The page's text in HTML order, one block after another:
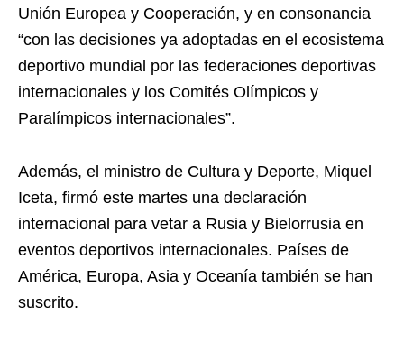
Unión Europea y Cooperación, y en consonancia
“con las decisiones ya adoptadas en el ecosistema
deportivo mundial por las federaciones deportivas
internacionales y los Comités Olímpicos y
Paralímpicos internacionales”.
Además, el ministro de Cultura y Deporte, Miquel
Iceta, firmó este martes una declaración
internacional para vetar a Rusia y Bielorrusia en
eventos deportivos internacionales. Países de
América, Europa, Asia y Oceanía también se han
suscrito.